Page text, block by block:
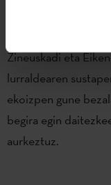
kate osoan parte
Zineuskadi eta
lurraldearen
ekoizpen gune
begira egin
aurkeztuz.